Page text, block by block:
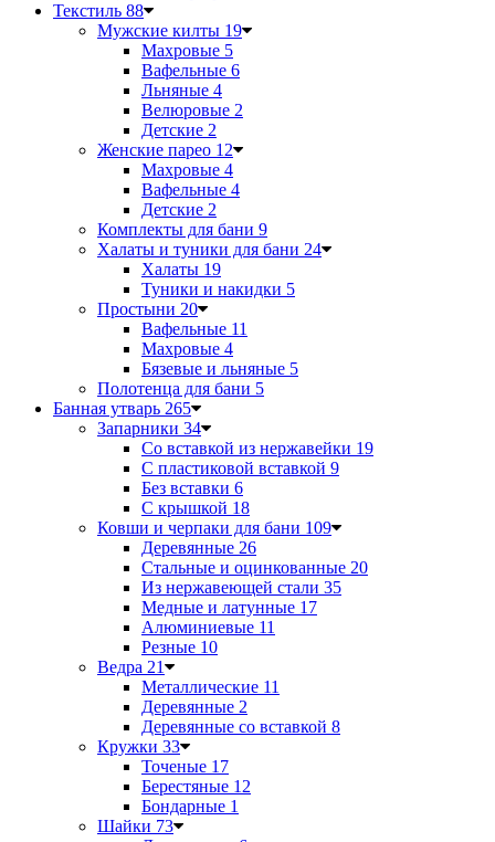
Текстиль 88
Мужские килты 19
Махровые 5
Вафельные 6
Льняные 4
Велюровые 2
Детские 2
Женские парео 12
Махровые 4
Вафельные 4
Детские 2
Комплекты для бани 9
Халаты и туники для бани 24
Халаты 19
Туники и накидки 5
Простыни 20
Вафельные 11
Махровые 4
Бязевые и льняные 5
Полотенца для бани 5
Банная утварь 265
Запарники 34
Со вставкой из нержавейки 19
С пластиковой вставкой 9
Без вставки 6
С крышкой 18
Ковши и черпаки для бани 109
Деревянные 26
Стальные и оцинкованные 20
Из нержавеющей стали 35
Медные и латунные 17
Алюминиевые 11
Резные 10
Ведра 21
Металлические 11
Деревянные 2
Деревянные со вставкой 8
Кружки 33
Точеные 17
Берестяные 12
Бондарные 1
Шайки 73